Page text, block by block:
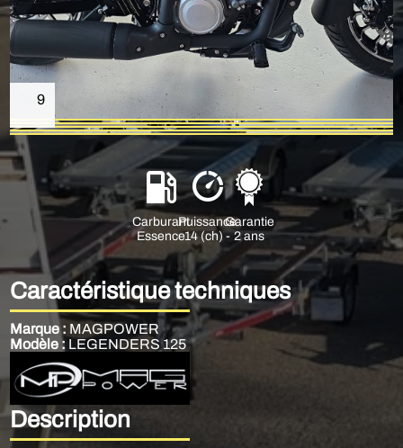
9
Carburant
Essence
Puissance
14 (ch) -
Garantie
2 ans
Caractéristique techniques
Marque : MAGPOWER
Modèle : LEGENDERS 125
Description